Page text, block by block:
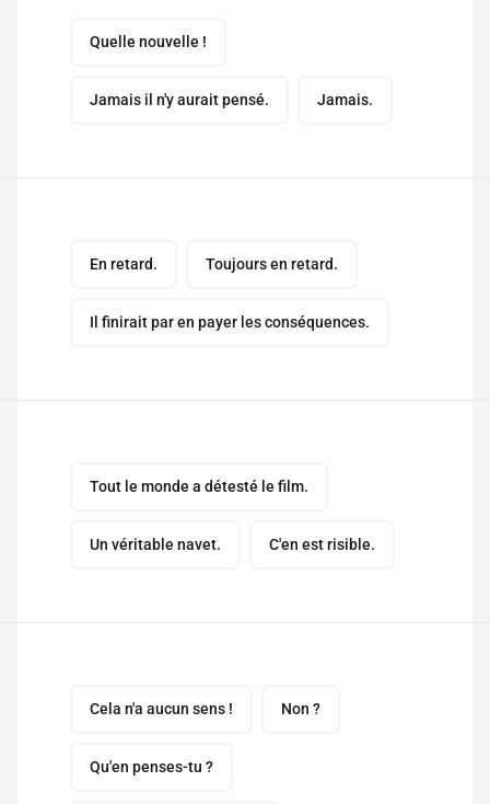
Quelle nouvelle !
Jamais il n'y aurait pensé. Jamais.
En retard. Toujours en retard.
Il finirait par en payer les conséquences.
Tout le monde a détesté le film.
Un véritable navet. C'en est risible.
Cela n'a aucun sens ! Non ?
Qu'en penses-tu ?